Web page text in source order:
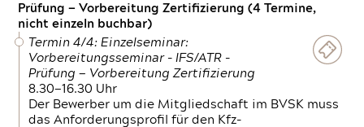
Prüfung — Vorbereitung Zertifizierung (4 Termine,
nicht einzeln buchbar)
Termin 4/4: Einzelseminar:
Vorbereitungsseminar - IFS/ATR -
Prüfung — Vorbereitung Zertifizierung
8.30—16.30 Uhr
Der Bewerber um die Mitgliedschaft im BVSK muss
das Anforderungsprofil für den Kfz-